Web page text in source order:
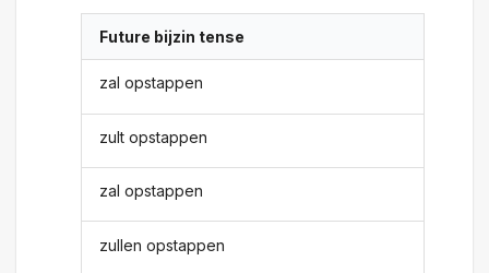
Future bijzin tense
zal opstappen
zult opstappen
zal opstappen
zullen opstappen